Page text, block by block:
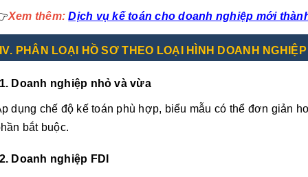
Xem thêm: Dịch vụ kế toán cho doanh nghiệp mới
IV. PHÂN LOẠI HỒ SƠ THEO LOẠI HÌNH DOANH NGHIỆP
1. Doanh nghiệp nhỏ và vừa
dụng chế độ kế toán phù hợp, biểu mẫu có thể đơn giản
bắt buộc.
2. Doanh nghiệp FDI